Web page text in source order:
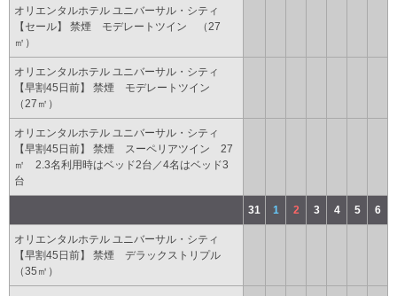
オリエンタルホテル ユニバーサル・シティ
【セール】 禁煙 モデレートツイン （27
㎡）
オリエンタルホテル ユニバーサル・シティ
【早割45日前】 禁煙 モデレートツイン
（27㎡）
オリエンタルホテル ユニバーサル・シティ
【早割45日前】 禁煙 スーペリアツイン 27
㎡ 2.3名利用時はベッド2台／4名はベッド3
台
31 1 2 3 4 5 6
オリエンタルホテル ユニバーサル・シティ
【早割45日前】 禁煙 デラックストリプル
（35㎡）